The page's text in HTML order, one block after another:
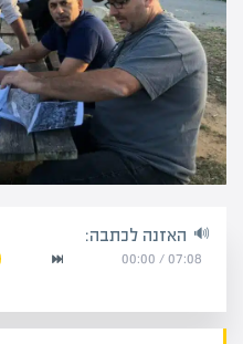
האזנה לכתבה:
07:08
/
00:00